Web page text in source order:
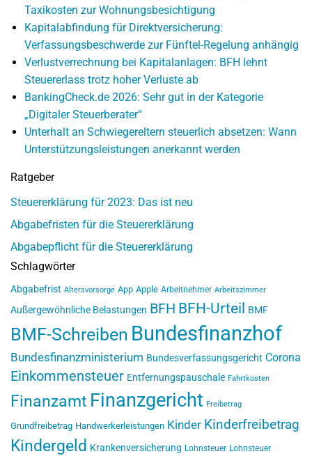
Taxikosten zur Wohnungsbesichtigung
Kapitalabfindung für Direktversicherung:
Verfassungsbeschwerde zur Fünftel-Regelung anhängig
Verlustverrechnung bei Kapitalanlagen: BFH lehnt
Steuererlass trotz hoher Verluste ab
BankingCheck.de 2026: Sehr gut in der Kategorie
„Digitaler Steuerberater“
Unterhalt an Schwiegereltern steuerlich absetzen: Wann
Unterstützungsleistungen anerkannt werden
Ratgeber
Steuererklärung für 2023: Das ist neu
Abgabefristen für die Steuererklärung
Abgabepflicht für die Steuererklärung
Schlagwörter
Abgabefrist Altersvorsorge App Apple Arbeitnehmer Arbeitszimmer
Außergewöhnliche Belastungen BFH BFH-Urteil BMF
BMF-Schreiben Bundesfinanzhof
Bundesfinanzministerium Bundesverfassungsgericht Corona
Einkommensteuer Entfernungspauschale Fahrtkosten
Finanzamt Finanzgericht Freibetrag
Grundfreibetrag Handwerkerleistungen Kinder Kinderfreibetrag
Kindergeld Krankenversicherung Lohnsteuer Lohnsteuer